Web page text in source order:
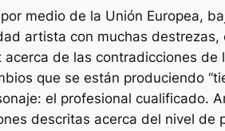
medio de la Unión Europea,
artista con muchas
de las contradicciones
que se están produciendo
el profesional cualificado.
descritas acerca del nivel